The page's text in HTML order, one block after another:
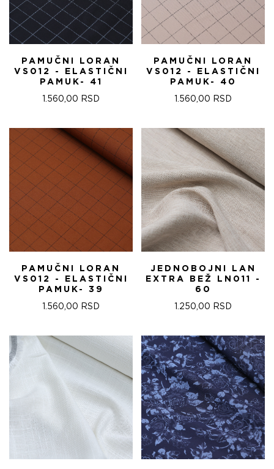
PAMUČNI LORAN
VS012 - ELASTIČNI
PAMUK- 41
1.560,00 RSD
PAMUČNI LORAN
VS012 - ELASTIČNI
PAMUK- 40
1.560,00 RSD
PAMUČNI LORAN
VS012 - ELASTIČNI
PAMUK- 39
1.560,00 RSD
JEDNOBOJNI LAN
EXTRA BEŽ LN011 -
60
1.250,00 RSD